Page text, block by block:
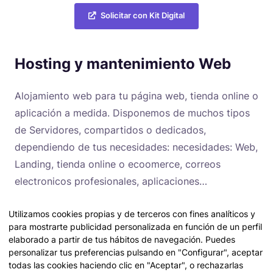
Solicitar con Kit Digital
Hosting y mantenimiento Web
Alojamiento web para tu página web, tienda online o
aplicación a medida. Disponemos de muchos tipos
de Servidores, compartidos o dedicados,
dependiendo de tus necesidades: necesidades: Web,
Landing, tienda online o ecoomerce, correos
electronicos profesionales, aplicaciones…
Somos expertos en servidores, ya que hemos
trabajado en múltiples proyectos que han requerido
la máxia optimización de recursos y demostrar
nuestra escalabilidad.
Utilizamos cookies propias y de terceros con fines analíticos y
para mostrarte publicidad personalizada en función de un perfil
elaborado a partir de tus hábitos de navegación. Puedes
personalizar tus preferencias pulsando en "Configurar", aceptar
todas las cookies haciendo clic en "Aceptar", o rechazarlas